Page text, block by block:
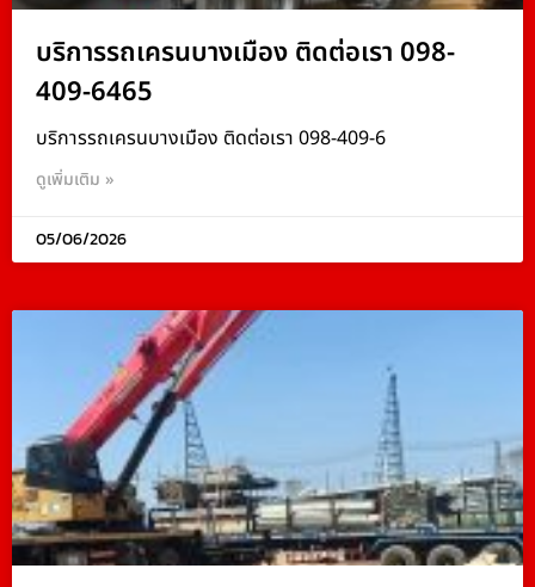
บริการรถเครนบางเมือง ติดต่อเรา 098-
409-6465
บริการรถเครนบางเมือง ติดต่อเรา 098-409-6
ดูเพิ่มเติม »
05/06/2026